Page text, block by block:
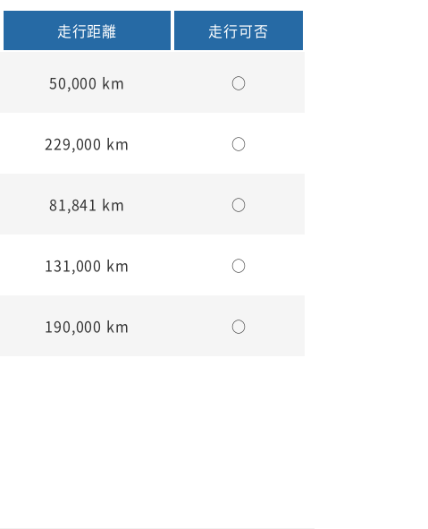
走行距離
走行可否
50,000 km ○
229,000 km ○
81,841 km ○
131,000 km ○
190,000 km ○